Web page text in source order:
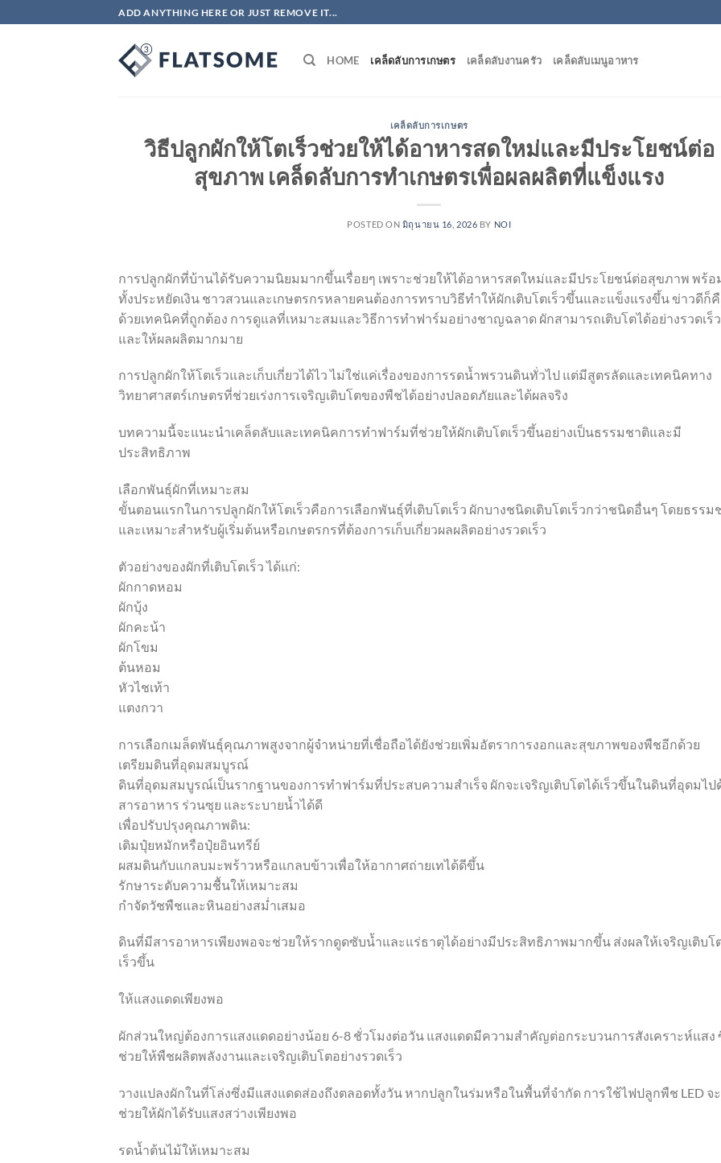
ไป
ADD ANYTHING HERE OR JUST REMOVE IT...
HOME เคล็ดลับการเกษตร เคล็ดลับงานครัว เคล็ดลับเมนูอาหาร
เคล็ดลับการเกษตร
วิธีปลูกผักให้โตเร็วช่วยให้ได้อาหารสดใหม่และมีประโยชน์ต่อ
สุขภาพ เคล็ดลับการทำเกษตรเพื่อผลผลิตที่แข็งแรง
POSTED ON มิถุนายน 16, 2026 BY NOI
การปลูกผักที่บ้านได้รับความนิยมมากขึ้นเรื่อยๆ เพราะช่วยให้ได้อาหารสดใหม่และมีประโยชน์ต่อสุขภาพ พร้อ
ทั้งประหยัดเงิน ชาวสวนและเกษตรกรหลายคนต้องการทราบวิธีทำให้ผักเติบโตเร็วขึ้นและแข็งแรงขึ้น ข่าวดีก็
ด้วยเทคนิคที่ถูกต้อง การดูแลที่เหมาะสมและวิธีการทำฟาร์มอย่างชาญฉลาด ผักสามารถเติบโตได้อย่างรวดเร็ว
และให้ผลผลิตมากมาย
การปลูกผักให้โตเร็วและเก็บเกี่ยวได้ไว ไม่ใช่แค่เรื่องของการรดน้ำพรวนดินทั่วไป แต่มีสูตรลัดและเทคนิคทาง
วิทยาศาสตร์เกษตรที่ช่วยเร่งการเจริญเติบโตของพืชได้อย่างปลอดภัยและได้ผลจริง
บทความนี้จะแนะนำเคล็ดลับและเทคนิคการทำฟาร์มที่ช่วยให้ผักเติบโตเร็วขึ้นอย่างเป็นธรรมชาติและมี
ประสิทธิภาพ
เลือกพันธุ์ผักที่เหมาะสม
ขั้นตอนแรกในการปลูกผักให้โตเร็วคือการเลือกพันธุ์ที่เติบโตเร็ว ผักบางชนิดเติบโตเร็วกว่าชนิดอื่นๆ โดยธรรม
และเหมาะสำหรับผู้เริ่มต้นหรือเกษตรกรที่ต้องการเก็บเกี่ยวผลผลิตอย่างรวดเร็ว
ตัวอย่างของผักที่เติบโตเร็ว ได้แก่:
ผักกาดหอม
ผักบุ้ง
ผักคะน้า
ผักโขม
ต้นหอม
หัวไชเท้า
แตงกวา
การเลือกเมล็ดพันธุ์คุณภาพสูงจากผู้จำหน่ายที่เชื่อถือได้ยังช่วยเพิ่มอัตราการงอกและสุขภาพของพืชอีกด้วย
เตรียมดินที่อุดมสมบูรณ์
ดินที่อุดมสมบูรณ์เป็นรากฐานของการทำฟาร์มที่ประสบความสำเร็จ ผักจะเจริญเติบโตได้เร็วขึ้นในดินที่อุดมไป
สารอาหาร ร่วนซุย และระบายน้ำได้ดี
เพื่อปรับปรุงคุณภาพดิน:
เติมปุ๋ยหมักหรือปุ๋ยอินทรีย์
ผสมดินกับแกลบมะพร้าวหรือแกลบข้าวเพื่อให้อากาศถ่ายเทได้ดีขึ้น
รักษาระดับความชื้นให้เหมาะสม
กำจัดวัชพืชและหินอย่างสม่ำเสมอ
ดินที่มีสารอาหารเพียงพอจะช่วยให้รากดูดซับน้ำและแร่ธาตุได้อย่างมีประสิทธิภาพมากขึ้น ส่งผลให้เจริญเติบโ
เร็วขึ้น
ให้แสงแดดเพียงพอ
ผักส่วนใหญ่ต้องการแสงแดดอย่างน้อย 6-8 ชั่วโมงต่อวัน แสงแดดมีความสำคัญต่อกระบวนการสังเคราะห์แสง
ช่วยให้พืชผลิตพลังงานและเจริญเติบโตอย่างรวดเร็ว
วางแปลงผักในที่โล่งซึ่งมีแสงแดดส่องถึงตลอดทั้งวัน หากปลูกในร่มหรือในพื้นที่จำกัด การใช้ไฟปลูกพืช LED จะ
ช่วยให้ผักได้รับแสงสว่างเพียงพอ
รดน้ำต้นไม้ให้เหมาะสม